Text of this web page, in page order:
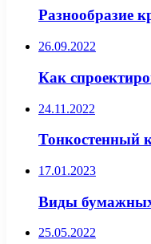
Разнообразие
26.09.2022
Как
24.11.2022
Тонкостенный
17.01.2023
Виды
25.05.2022